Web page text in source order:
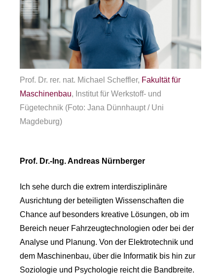
Prof. Dr. rer. nat. Michael Scheffler, Fakultät für
Maschinenbau, Institut für Werkstoff- und
Fügetechnik (Foto: Jana Dünnhaupt / Uni
Magdeburg)
Prof. Dr.-Ing. Andreas Nürnberger
Ich sehe durch die extrem interdisziplinäre
Ausrichtung der beteiligten Wissenschaften die
Chance auf besonders kreative Lösungen, ob im
Bereich neuer Fahrzeugtechnologien oder bei der
Analyse und Planung. Von der Elektrotechnik und
dem Maschinenbau, über die Informatik bis hin zur
Soziologie und Psychologie reicht die Bandbreite.